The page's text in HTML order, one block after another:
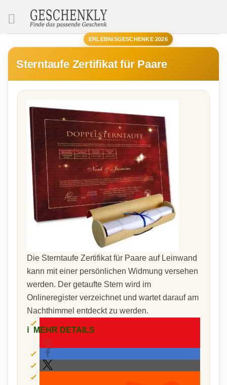
ERLEBNISGESCHENKE 2026
Sterntaufe Zertifikat für Paare
Die Sterntaufe Zertifikat für Paare auf Leinwand
kann mit einer persönlichen Widmung versehen
werden. Der getaufte Stern wird im
Onlineregister verzeichnet und wartet darauf am
Nachthimmel entdeckt zu werden.
ℹ️ MEHR DETAILS